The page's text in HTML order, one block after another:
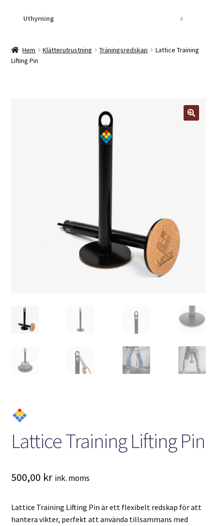
Uthyrning 8
Hem Klätterutrustning Träningsredskap
Lattice Training
Lifting Pin
Lattice Training Lifting Pin
500,00 kr ink. moms
Lattice Training Lifting Pin är ett flexibelt redskap för att
hantera vikter, perfekt att använda tillsammans med